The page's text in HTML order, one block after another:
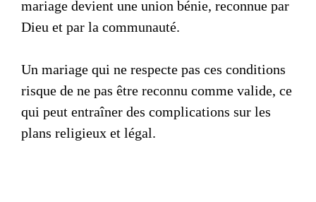
mariage devient une union bénie, reconnue par
Dieu et par la communauté.
Un mariage qui ne respecte pas ces conditions
risque de ne pas être reconnu comme valide, ce
qui peut entraîner des complications sur les
plans religieux et légal.